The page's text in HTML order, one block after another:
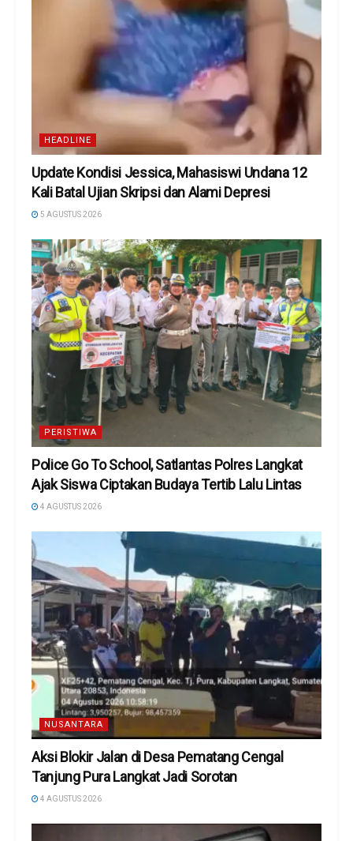
HEADLINE
Update Kondisi Jessica, Mahasiswi Undana 12
Kali Batal Ujian Skripsi dan Alami Depresi
5 AGUSTUS 2026
PERISTIWA
Police Go To School, Satlantas Polres Langkat
Ajak Siswa Ciptakan Budaya Tertib Lalu Lintas
4 AGUSTUS 2026
NUSANTARA
Aksi Blokir Jalan di Desa Pematang Cengal
Tanjung Pura Langkat Jadi Sorotan
4 AGUSTUS 2026